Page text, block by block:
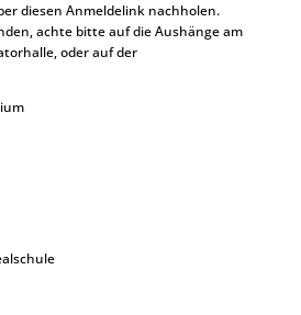
diesen Anmeldelink nachholen.
achte bitte auf die Aushänge am
oder auf der